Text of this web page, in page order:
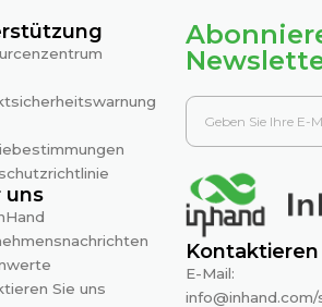
uns
Sie uns
Kontaktieren
E-Mail:
info@inhand.com/